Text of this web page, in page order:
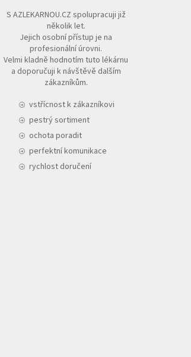
S AZLEKARNOU.CZ spolupracuji již
několik let.
Jejich osobní přístup je na
profesionální úrovni.
Velmi kladně hodnotím tuto lékárnu
a doporučuji k návštěvě dalším
zákazníkům.
vstřícnost k zákazníkovi
pestrý sortiment
ochota poradit
perfektní komunikace
rychlost doručení